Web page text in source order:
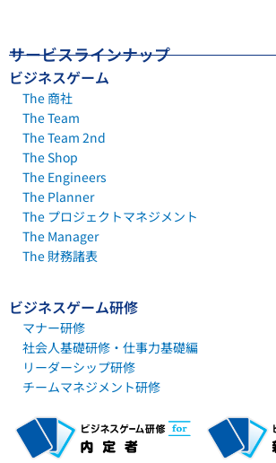
サービスラインナップ
ビジネスゲーム
The 商社
The Team
The Team 2nd
The Shop
The Engineers
The Planner
The プロジェクトマネジメント
The Manager
The 財務諸表
ビジネスゲーム研修
マナー研修
社会人基礎研修・仕事力基礎編
リーダーシップ研修
チームマネジメント研修